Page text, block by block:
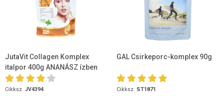
JutaVit Collagen Komplex
italpor 400g ANANÁSZ ízben
Cikksz. JV4394
GAL Csirkeporc-komplex 90g
Cikksz. ST1871